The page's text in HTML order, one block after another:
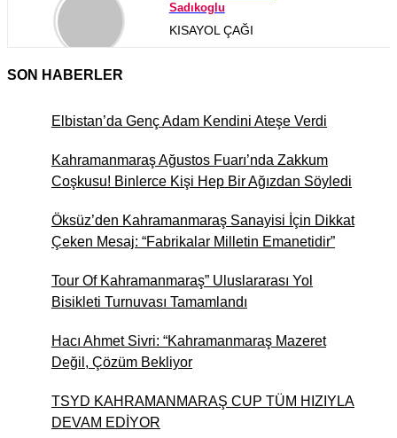
Sadıkoglu
KISAYOL ÇAĞI
GÜNÜMÜZ DÜNYASINDA “
İNSAN HALLERİ
Çınaraltı Yeniden Açıldı…
Aslında Hatıralar Kapısını
Araladı
İlker Yiyen
Andırın’da Bir "Okuma"
Sevdası, Bir de Yurt Çilesi
Av. Abdulsamed Ornek
SON HABERLER
Elbistan’da Genç Adam Kendini Ateşe Verdi
Kahramanmaraş Ağustos Fuarı’nda Zakkum
Coşkusu! Binlerce Kişi Hep Bir Ağızdan Söyledi
Öksüz’den Kahramanmaraş Sanayisi İçin Dikkat
Çeken Mesaj: “Fabrikalar Milletin Emanetidir”
Tour Of Kahramanmaraş” Uluslararası Yol
Bisikleti Turnuvası Tamamlandı
Hacı Ahmet Sivri: “Kahramanmaraş Mazeret
Değil, Çözüm Bekliyor
TSYD KAHRAMANMARAŞ CUP TÜM HIZIYLA
DEVAM EDİYOR